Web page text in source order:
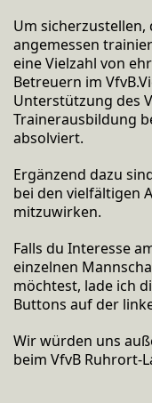
Um
angemessen
eine Vielzahl von
Betreuern im
Unterstützung des
Trainerausbildung
absolviert.
Ergänzend dazu
bei den vielfältigen
mitzuwirken.
Falls du Interesse
einzelnen
möchtest, lade ich
Buttons auf der
Wir würden uns
beim VfvB Ruhrort-